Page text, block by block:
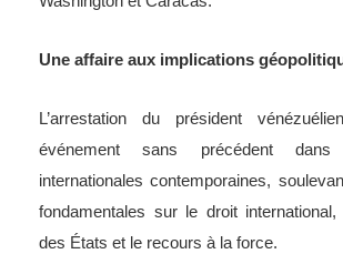
Une affaire aux implications
L’arrestation du président
événement sans précédent
internationales contemporaines,
fondamentales sur le droit
des États et le recours à la force.